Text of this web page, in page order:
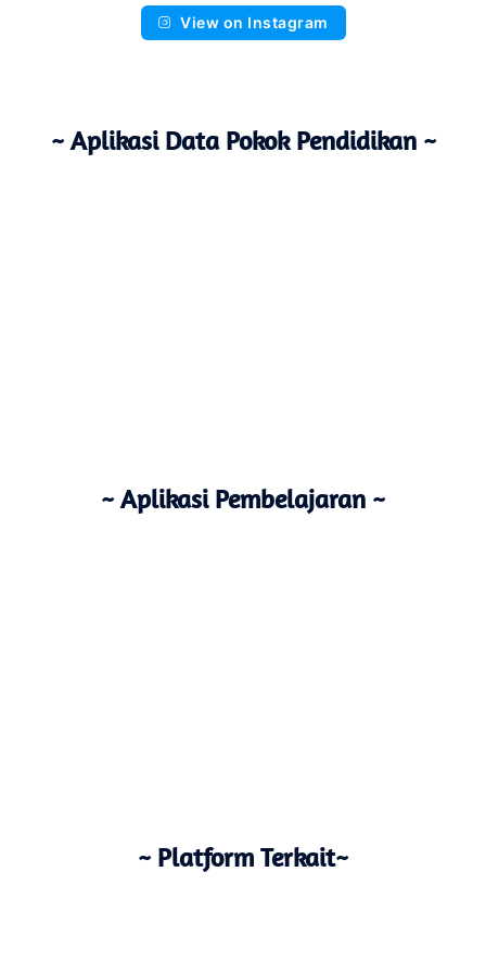
View on Instagram
~ Aplikasi Data Pokok Pendidikan ~
~ Aplikasi Pembelajaran ~
~ Platform Terkait~